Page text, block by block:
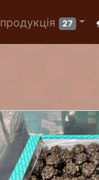
продукція 27